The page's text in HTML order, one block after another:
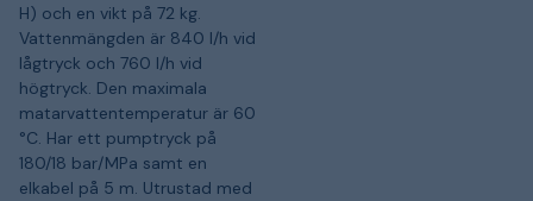
H) och en vikt på 72 kg.
Vattenmängden är 840 l/h vid
lågtryck och 760 l/h vid
högtryck. Den maximala
matarvattentemperatur är 60
°C. Har ett pumptryck på
180/18 bar/MPa samt en
elkabel på 5 m. Utrustad med